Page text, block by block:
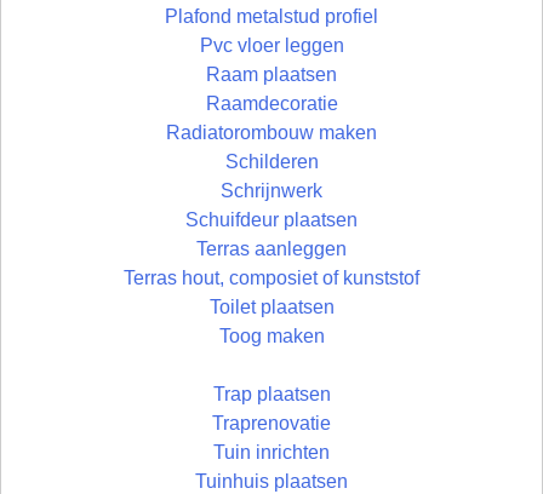
Plafond metalstud profiel
Pvc vloer leggen
Raam plaatsen
Raamdecoratie
Radiatorombouw maken
Schilderen
Schrijnwerk
Schuifdeur plaatsen
Terras aanleggen
Terras hout, composiet of kunststof
Toilet plaatsen
Toog maken
Trap plaatsen
Traprenovatie
Tuin inrichten
Tuinhuis plaatsen